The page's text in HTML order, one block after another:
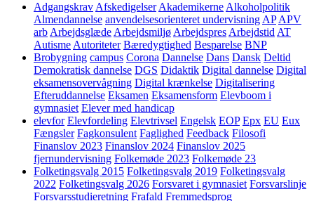
Adgangskrav Afskedigelser Akademikerne Alkoholpolitik
Almendannelse anvendelsesorienteret undervisning AP APV
arb Arbejdsglæde Arbejdsmiljø Arbejdspres Arbejdstid AT
Autisme Autoriteter Bæredygtighed Besparelse BNP
Brobygning campus Corona Dannelse Dans Dansk Deltid
Demokratisk dannelse DGS Didaktik Digital dannelse Digital
eksamensovervågning Digital krænkelse Digitalisering
Efteruddannelse Eksamen Eksamensform Elevboom i
gymnasiet Elever med handicap
elevfor Elevfordeling Elevtrivsel Engelsk EOP Epx EU Eux
Fængsler Fagkonsulent Faglighed Feedback Filosofi
Finanslov 2023 Finanslov 2024 Finanslov 2025
fjernundervisning Folkemøde 2023 Folkemøde 23
Folketingsvalg 2015 Folketingsvalg 2019 Folketingsvalg
2022 Folketingsvalg 2026 Forsvaret i gymnasiet Forsvarslinje
Forsvarsstudieretning Frafald Fremmedsprog